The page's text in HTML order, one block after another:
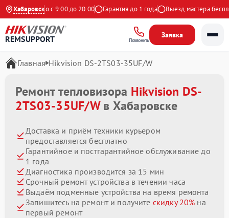
Хабаровск
Ежедневно с 9:00 до 20:00 Гарантия до 1 года Выезд мастера
REMSUPPORT Позвонить
Заявка
Главная Hikvision DS-2TS03-35UF/W
Ремонт тепловизора Hikvision DS-
2TS03-35UF/Wв Хабаровске
Доставка и приём техники курьером
предоставляется бесплатно
Гарантийное и постгарантийное обслуживание до
1 года
Диагностика производится за 15 мин
Срочный ремонт устройства в течении часа
Выдаём подменные устройства на время ремонта
Запишитесь на ремонт и получите скидку 20% на
первый ремонт